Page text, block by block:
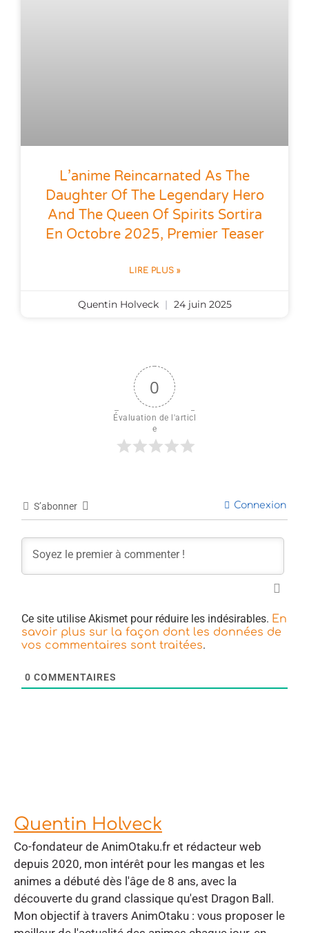
L’anime Reincarnated As The
Daughter Of The Legendary Hero
And The Queen Of Spirits Sortira
En Octobre 2025, Premier Teaser
LIRE PLUS »
Quentin Holveck 24 juin 2025
0
Évaluation de l'articl
e
S’abonner Connexion
Ce site utilise Akismet pour réduire les indésirables. En
savoir plus sur la façon dont les données de
vos commentaires sont traitées.
0 COMMENTAIRES
Quentin Holveck
Co-fondateur de AnimOtaku.fr et rédacteur web
depuis 2020, mon intérêt pour les mangas et les
animes a débuté dès l'âge de 8 ans, avec la
découverte du grand classique qu'est Dragon Ball.
Mon objectif à travers AnimOtaku : vous proposer le